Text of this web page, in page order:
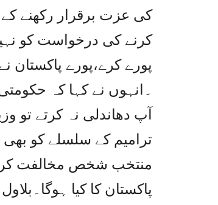
کی عزت برقرار رکھنے کے
پورے کرے،پورے پاکستان
۔انہوں نے کہا کہ
ترامیم کے سلسلے کو بھی
منتخب شخص مخالفت